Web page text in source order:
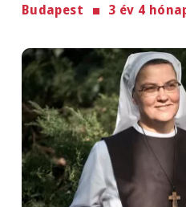
Budapest 3 év 4
Image